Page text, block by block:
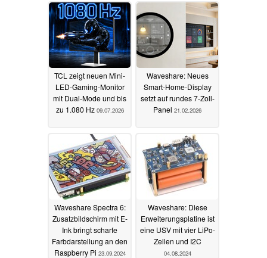
TCL zeigt neuen Mini-
LED-Gaming-Monitor
mit Dual-Mode und bis
zu 1.080 Hz 09.07.2026
Waveshare: Neues
Smart-Home-Display
setzt auf rundes 7-Zoll-
Panel 21.02.2026
Waveshare Spectra 6:
Zusatzbildschirm mit E-
Ink bringt scharfe
Farbdarstellung an den
Raspberry Pi 23.09.2024
Waveshare: Diese
Erweiterungsplatine ist
eine USV mit vier LiPo-
Zellen und I2C
04.08.2024